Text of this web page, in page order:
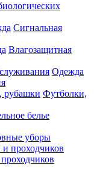
Сигнальная
Влагозащитная
Одежда
Футболки,
белье
уборы